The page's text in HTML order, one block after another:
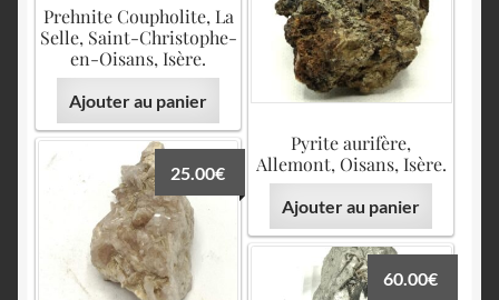
Prehnite Coupholite, La
Selle, Saint-Christophe-
en-Oisans, Isère.
Ajouter au panier
Pyrite aurifère,
Allemont, Oisans, Isère.
Ajouter au panier
25.00€
60.00€